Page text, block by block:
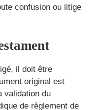
confusion ou litige
il doit être
original est
validation du
de règlement de